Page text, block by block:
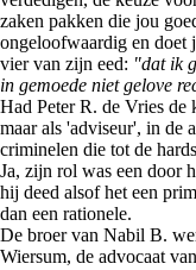
zaken pakken die jou
ongeloofwaardig en doet
vier van zijn eed: "dat ik
in gemoede niet gelove
Had Peter R. de Vries de
maar als 'adviseur', in de
criminelen die tot de
Ja, zijn rol was een door
hij deed alsof het een
dan een rationele.
De broer van Nabil B.
Wiersum, de advocaat